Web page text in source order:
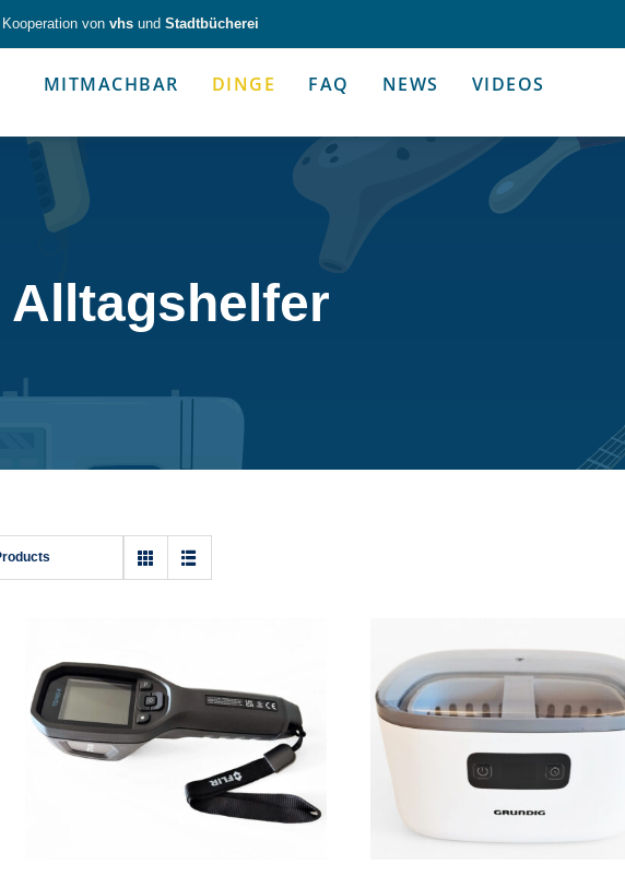
von vhs und Stadtbücherei
MITMACHBAR DINGE
Werkzeug & Alltagshelfer
Nimm die Dinge selbst in die Hand.
Medien &
Medien &
Kommunikative Gimmicks &
FAQ NEWS VIDEOS
Alltagshelfer
Wärmebildkamera FLIR
TG165-X
UC 6620